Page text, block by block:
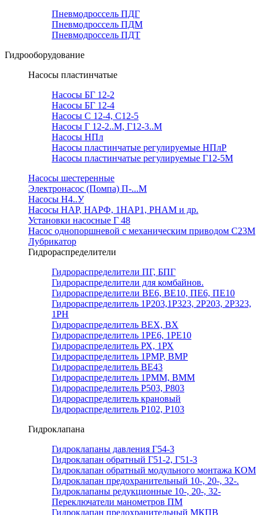
Пневмодроссель ПДГ
Пневмодроссель ПДМ
Пневмодроссель ПДТ
Гидрооборудование
Насосы пластинчатые
Насосы БГ 12-2
Насосы БГ 12-4
Насосы С 12-4, С12-5
Насосы Г 12-2..М, Г12-3..М
Насосы НПл
Насосы пластинчатые регулируемые НПлР
Насосы пластинчатые регулируемые Г12-5М
Насосы шестеренные
Электронасос (Помпа) П-...М
Насосы Н4..У
Насосы НАР, НАРФ, 1НАР1, РНАМ и др.
Установки насосные Г 48
Насос однопоршневой с механическим приводом С23М
Лубрикатор
Гидрораспределители
Гидрораспределители ПГ, БПГ
Гидрораспределители для комбайнов.
Гидрораспределители ВЕ6, ВЕ10, ПЕ6, ПЕ10
Гидрораспределитель 1Р203,1Р323, 2Р203, 2Р323,
1РН
Гидрораспределитель ВЕХ, ВХ
Гидрораспределитель 1РЕ6, 1РЕ10
Гидрораспределитель РХ, 1РХ
Гидрораспределитель 1РМР, ВМР
Гидрораспределитель ВЕ43
Гидрораспределитель 1РММ, ВММ
Гидрораспределитель Р503, Р803
Гидрораспределитель крановый
Гидрораспределитель Р102, Р103
Гидроклапана
Гидроклапаны давления Г54-3
Гидроклапан обратный Г51-2, Г51-3
Гидроклапан обратный модульного монтажа КОМ
Гидроклапан предохранительный 10-, 20-, 32-.
Гидроклапаны редукционные 10-, 20-, 32-
Переключатели манометров ПМ
Гидроклапан предохранительный МКПВ